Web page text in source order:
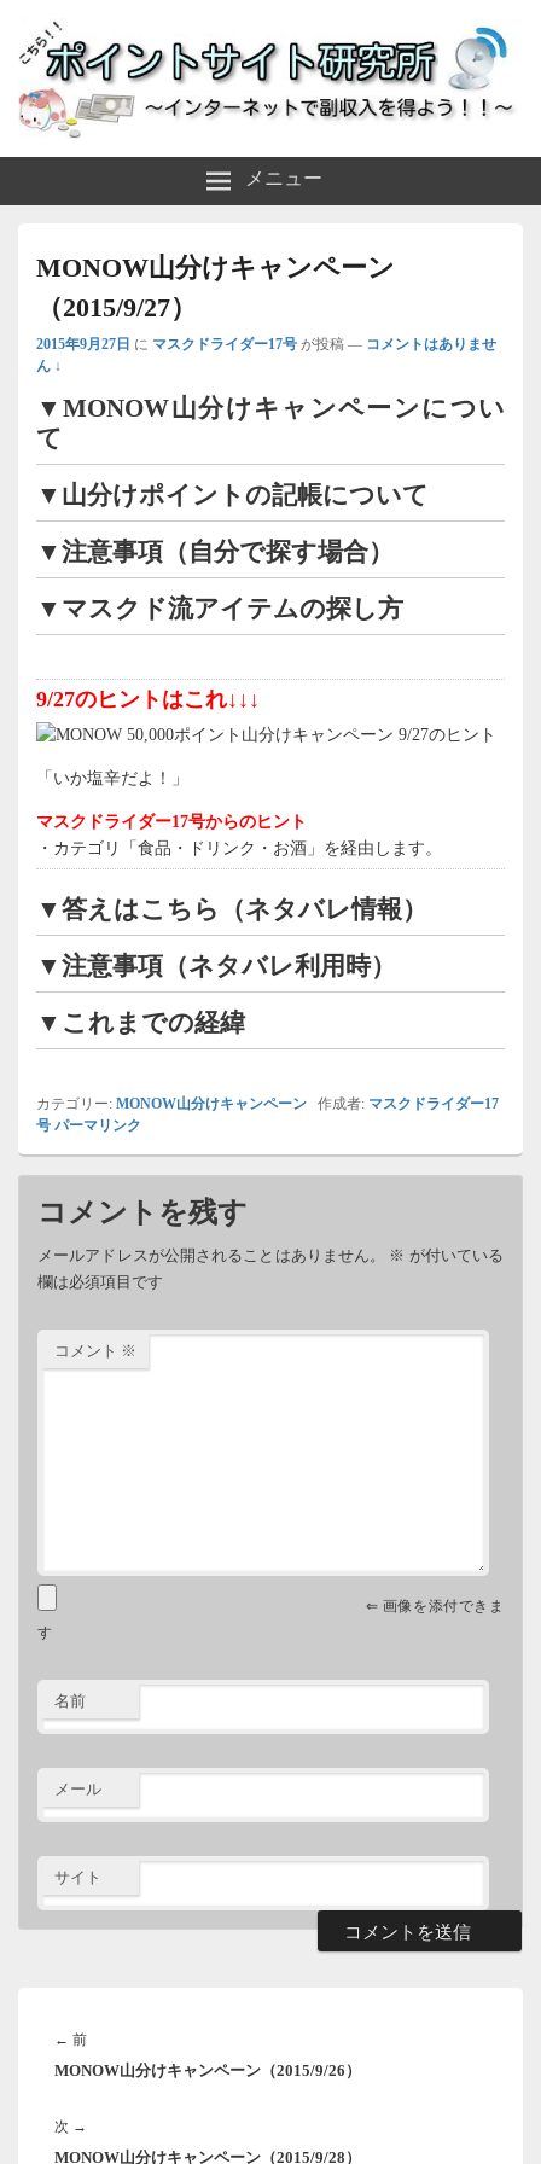
ポイントサイト研究所
メニュー
MONOW山分けキャンペーン
（2015/9/27）
2015年9月27日 に マスクドライダー17号 が投稿 — コメントはありませ
ん ↓
▼MONOW山分けキャンペーンについ
て
▼山分けポイントの記帳について
▼注意事項（自分で探す場合）
▼マスクド流アイテムの探し方
9/27のヒントはこれ↓↓↓
「いか塩辛だよ！」
マスクドライダー17号からのヒント
・カテゴリ「食品・ドリンク・お酒」を経由します。
▼答えはこちら（ネタバレ情報）
▼注意事項（ネタバレ利用時）
▼これまでの経緯
カテゴリー: MONOW山分けキャンペーン 作成者: マスクドライダー17
号 パーマリンク
コメントを残す
メールアドレスが公開されることはありません。 ※ が付いている
欄は必須項目です
コメント ※
⇐ 画像を添付できま
す
名前
メール
サイト
ビ
ー
シ
← 前前
の
MONOW山分けキャンペーン（2015/9/26）
次 →
の
MONOW山分けキャンペーン（2015/9/28）